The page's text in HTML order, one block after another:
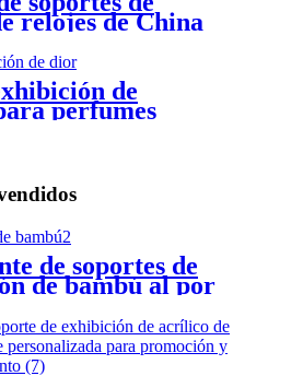
relojes de China
de exhibición
de
perfumes
de soportes de
de bambú al por
de soportes de
de bambú